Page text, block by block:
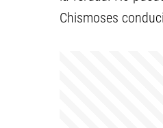
Chismoses